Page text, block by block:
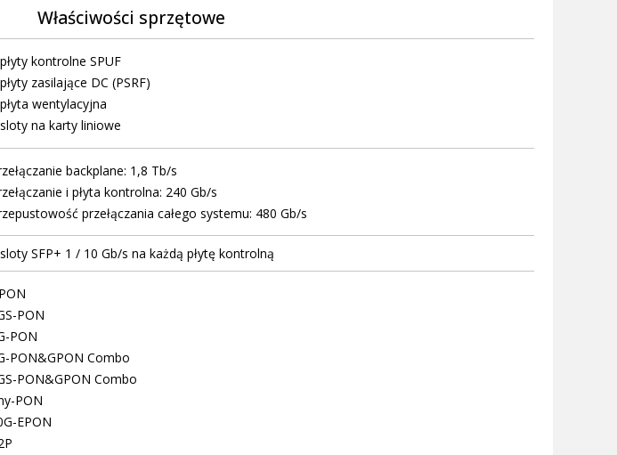
Właściwości sprzętowe
kontrolne SPUF
zasilające DC (PSRF)
wentylacyjna
na karty liniowe
backplane: 1,8 Tb/s
i płyta kontrolna: 240 Gb/s
przełączania całego systemu: 480 Gb/s
SFP+ 1 / 10 Gb/s na każdą płytę kontrolną
PON
PON
PON&GPON Combo
PON&GPON Combo
PON
EPON